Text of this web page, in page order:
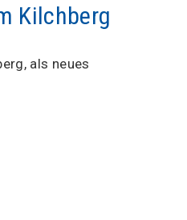
Kilchberg
als neues